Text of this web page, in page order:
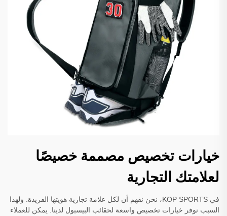
خيارات تخصيص مصممة خصيصًا
لعلامتك التجارية
في KOP SPORTS، نحن نفهم أن لكل علامة تجارية هويتها الفريدة. ولهذا
السبب نوفر خيارات تخصيص واسعة لحقائب البيسبول لدينا. يمكن للعملاء